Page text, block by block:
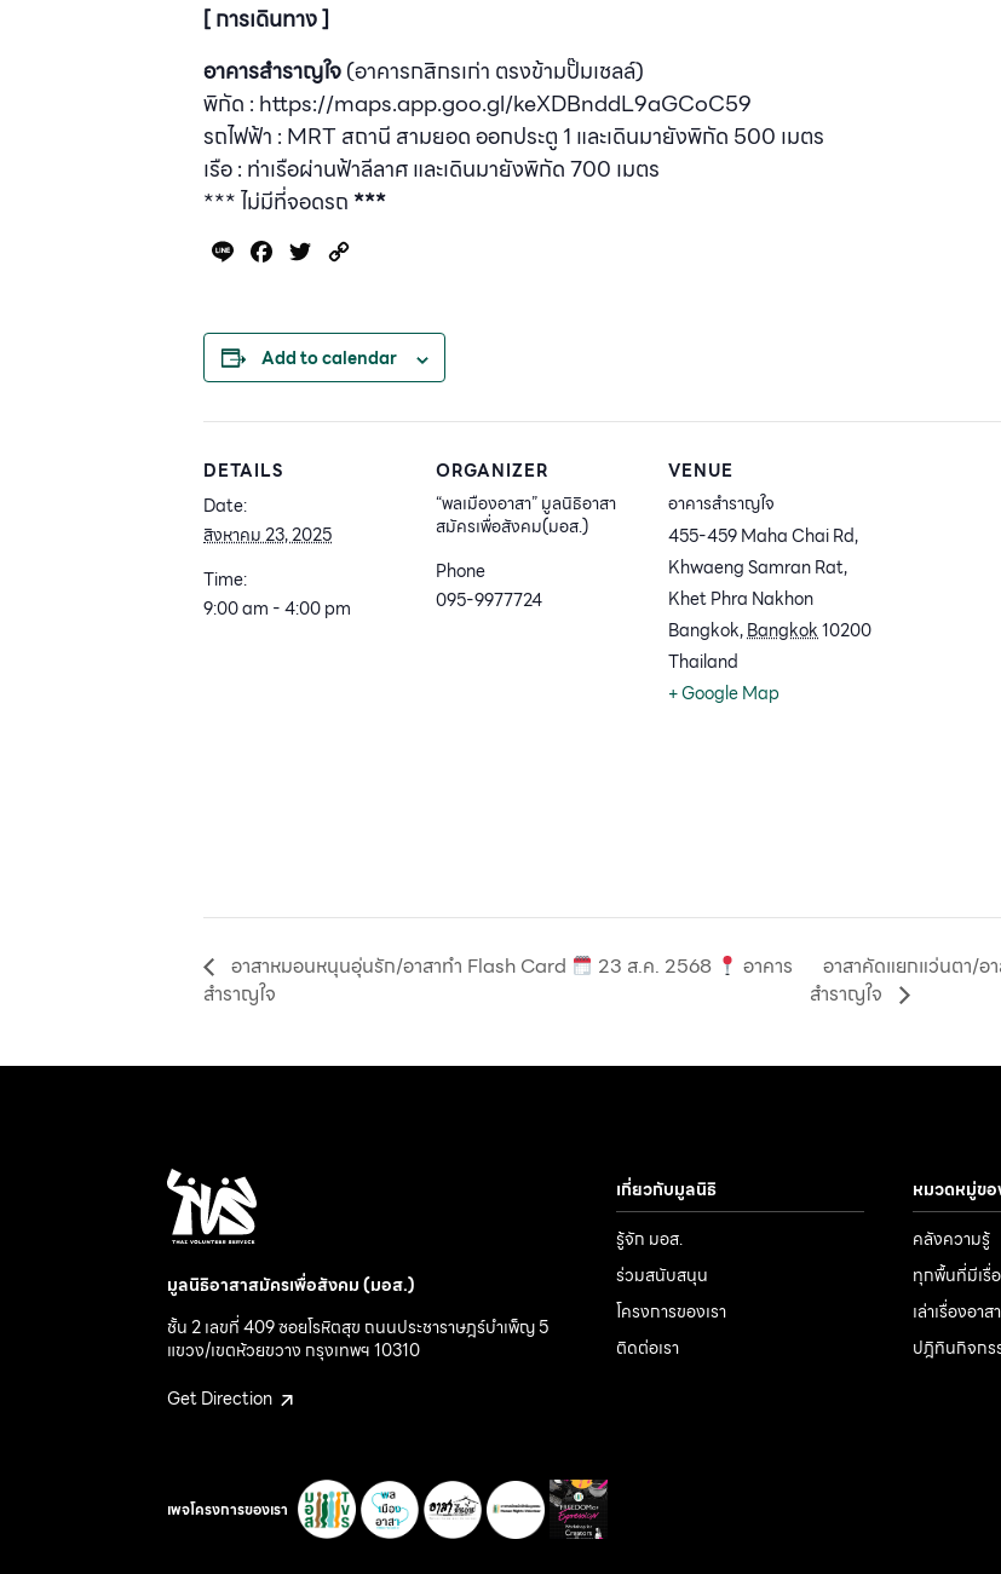
[ การเดินทาง ]
อาคารสำราญใจ(อาคารกสิกรเก่า ตรงข้ามปั๊มเชลล์)
พิกัด : https://maps.app.goo.gl/keXDBnddL9aGCoC59
รถไฟฟ้า : MRT สถานี สามยอด ออกประตู 1 และเดินมายังพิกัด 500 เมตร
เรือ : ท่าเรือผ่านฟ้าลีลาศ และเดินมายังพิกัด 700 เมตร
*** ไม่มีที่จอดรถ ***
Line Facebook
Twitter
Add to calendar
DETAILS
Date:
สิงหาคม 23, 2025
Time:
9:00 am - 4:00 pm
ORGANIZER
“พลเมืองอาสา” มูลนิธิอาสา
สมัครเพื่อสังคม(มอส.)
Phone
095-9977724
VENUE
อาคารสำราญใจ
455-459 Maha Chai Rd,
Khwaeng Samran Rat,
Khet Phra Nakhon
Bangkok,Bangkok10200
Thailand
+ Google Map
อาสาหมอนหนุนอุ่นรัก/อาสาทำ Flash Card 23 ส.ค. 2568
อาคาร
สำราญใจ
อาสาคัดแยกแว่นตา/อ
สำราญใจ
มูลนิธิอาสาสมัครเพื่อสังคม (มอส.)
ชั้น 2 เลขที่ 409 ซอยโรหิตสุข ถนนประชาราษฎร์บำเพ็ญ 5
แขวง/เขตห้วยขวาง กรุงเทพฯ 10310
Get Direction
เกี่ยวกับมูลนิธิ
รู้จัก มอส.
ร่วมสนับสนุน
โครงการของเรา
ติดต่อเรา
หมวดหมู่ขอ
คลังความรู้
ทุกพื้นที่มีเรื่อ
เล่าเรื่องอาสา
ปฎิทินกิจกร
เพจโครงการของเรา